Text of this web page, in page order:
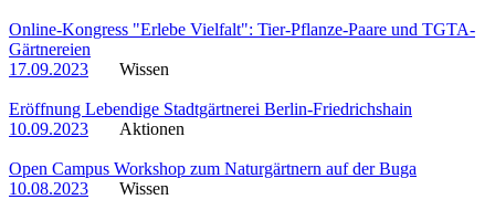
Online-Kongress "Erlebe Vielfalt": Tier-Pflanze-Paare und TGTA-
Gärtnereien
17.09.2023
Wissen
Eröffnung Lebendige Stadtgärtnerei Berlin-Friedrichshain
10.09.2023
Aktionen
Open Campus Workshop zum Naturgärtnern auf der Buga
10.08.2023
Wissen